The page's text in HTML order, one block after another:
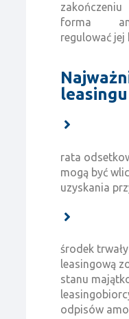
forma
regulować
rata
mogą być
uzyskania
środek
leasingową
stanu
odpisów